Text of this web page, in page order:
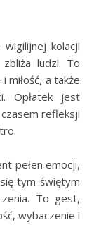
ludzi. To
miłość, a także
Opłatek jest
refleksji
pełen emocji,
tym świętym
To gest,
wybaczenie i